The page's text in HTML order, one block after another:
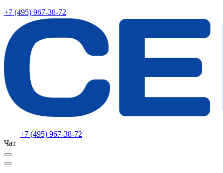
+7 (495) 967-38-72
+7 (495) 967-38-72
Чат